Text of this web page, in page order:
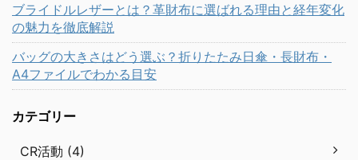
ブライドルレザーとは？革財布に選ばれる理由と経年変化
の魅力を徹底解説
バッグの大きさはどう選ぶ？折りたたみ日傘・長財布・
A4ファイルでわかる目安
カテゴリー
CR活動 (4)